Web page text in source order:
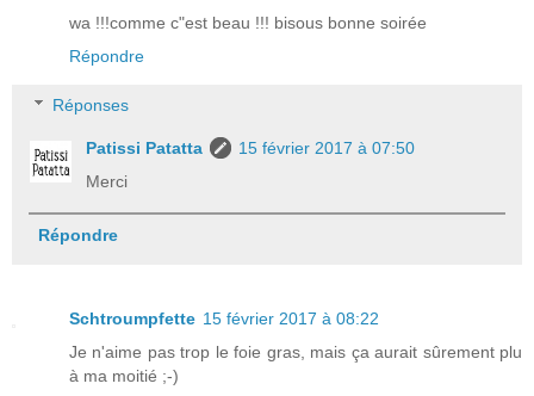
wa !!!comme c"est beau !!! bisous bonne soirée
Répondre
Réponses
Patissi Patatta
15 février 2017 à 07:50
Merci
Répondre
Schtroumpfette 15 février 2017 à 08:22
Je n'aime pas trop le foie gras, mais ça aurait sûrement plu
à ma moitié ;-)